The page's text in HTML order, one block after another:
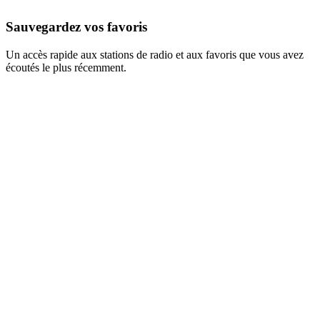
Sauvegardez vos favoris
Un accès rapide aux stations de radio et aux favoris que vous avez
écoutés le plus récemment.